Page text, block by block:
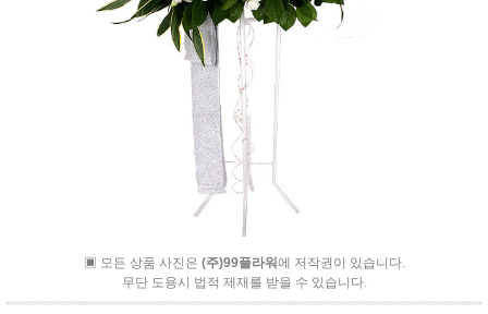
▣ 모든 상품 사진은 (주)99플라워에 저작권이 있습니다.
무단 도용시 법적 제재를 받을 수 있습니다.